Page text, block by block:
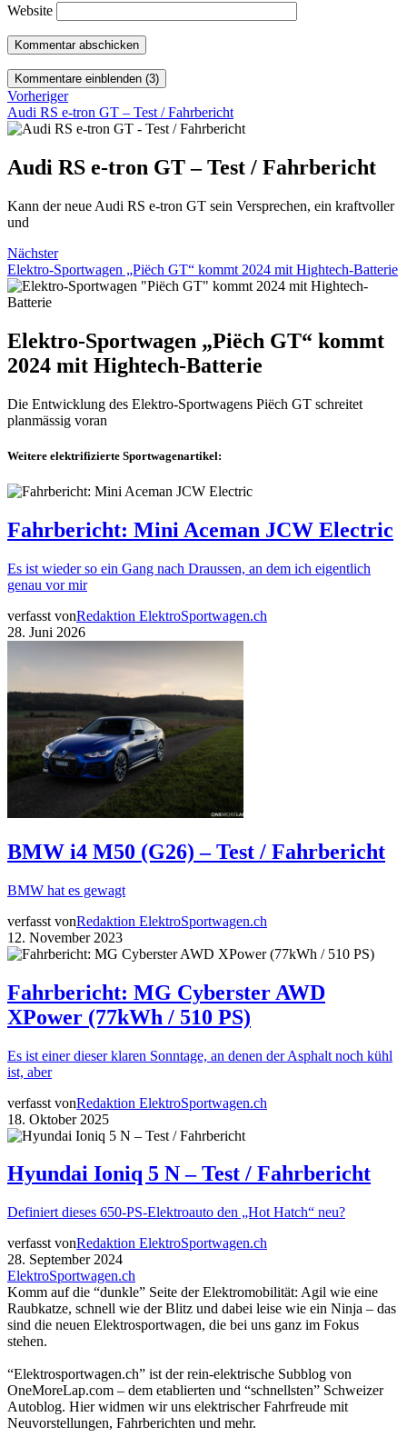
Website
Kommentare einblenden (3)
Vorheriger
Audi RS e-tron GT – Test / Fahrbericht
Audi RS e-tron GT – Test / Fahrbericht
Kann der neue Audi RS e-tron GT sein Versprechen, ein kraftvoller
und
Nächster
Elektro-Sportwagen „Piëch GT“ kommt 2024 mit Hightech-Batterie
Elektro-Sportwagen „Piëch GT“ kommt
2024 mit Hightech-Batterie
Die Entwicklung des Elektro-Sportwagens Piëch GT schreitet
planmässig voran
Weitere elektrifizierte Sportwagenartikel:
Fahrbericht: Mini Aceman JCW Electric
Es ist wieder so ein Gang nach Draussen, an dem ich eigentlich
genau vor mir
verfasst vonRedaktion ElektroSportwagen.ch
28. Juni 2026
BMW i4 M50 (G26) – Test / Fahrbericht
BMW hat es gewagt
verfasst vonRedaktion ElektroSportwagen.ch
12. November 2023
Fahrbericht: MG Cyberster AWD
XPower (77kWh / 510 PS)
Es ist einer dieser klaren Sonntage, an denen der Asphalt noch kühl
ist, aber
verfasst vonRedaktion ElektroSportwagen.ch
18. Oktober 2025
Hyundai Ioniq 5 N – Test / Fahrbericht
Definiert dieses 650-PS-Elektroauto den „Hot Hatch“ neu?
verfasst vonRedaktion ElektroSportwagen.ch
28. September 2024
ElektroSportwagen.ch
Komm auf die “dunkle” Seite der Elektromobilität: Agil wie eine
Raubkatze, schnell wie der Blitz und dabei leise wie ein Ninja – das
sind die neuen Elektrosportwagen, die bei uns ganz im Fokus
stehen.
“Elektrosportwagen.ch” ist der rein-elektrische Subblog von
OneMoreLap.com – dem etablierten und “schnellsten” Schweizer
Autoblog. Hier widmen wir uns elektrischer Fahrfreude mit
Neuvorstellungen, Fahrberichten und mehr.